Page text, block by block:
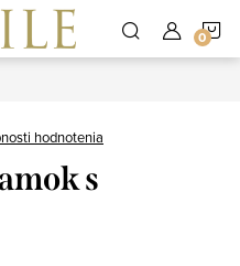
hodnotenia
s